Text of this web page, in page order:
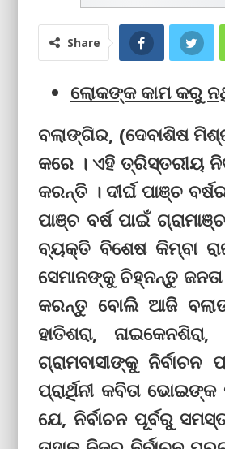
Share
ଲୋକଙ୍କ କାମ କରୁ
ବଲାଙ୍ଗିର, (ଦେବାଶିଷ
କରେ । ଏହି ତ୍ରିସ୍ତରୀୟ
କରନ୍ତି । ଦୀର୍ଘ ପାଞ୍ଚ
ପାଞ୍ଚ ବର୍ଷ ପାଇଁ
ବ୍ୟକ୍ତି ବିଶେଷ କିମ୍ବା
ସେମାନଙ୍କୁ ଚିହ୍ନନ୍ତୁ
କରନ୍ତୁ ବୋଲି ଆଜି
ହାତିଶରା,
ଗ୍ରାମବାସୀଙ୍କୁ
ପ୍ରାର୍ଥିନୀ କବିତା
ଯେ, ନିର୍ବାଚନ ପୂର୍ବରୁ